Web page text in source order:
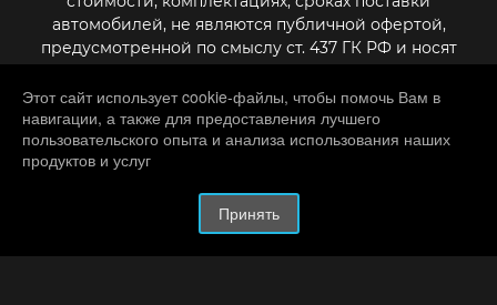
автомобилей, не являются публичной офертой,
предусмотренной по смыслу ст. 437 ГК РФ и носят
информационный характер. Для уточнения актуальной
стоимости, сроках поставки и иных условиях,
являющихся существенными для заключения договора
купли-продажи, необходимо связаться с нашими
– разработка и создание сайтов.
Этот сайт использует cookie-файлы, чтобы помочь Вам в
навигации, а также для предоставления лучшего
пользовательского опыта и анализа использования наших
продуктов и услуг
Принять